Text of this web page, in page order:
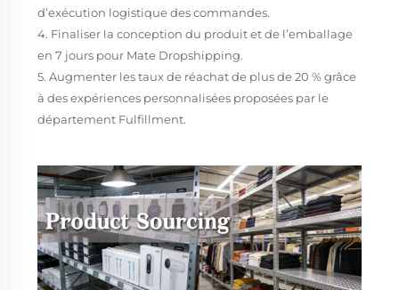
d’exécution logistique des commandes.
4. Finaliser la conception du produit et de l’emballage
en 7 jours pour Mate Dropshipping.
5. Augmenter les taux de réachat de plus de 20 % grâce
à des expériences personnalisées proposées par le
département Fulfillment.